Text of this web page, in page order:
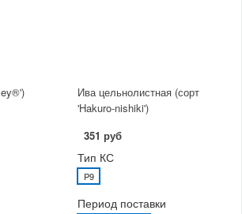
Ива цельнолистная (сорт
'Hakuro-nishiki')
351 руб
Тип КС
P9
Период поставки